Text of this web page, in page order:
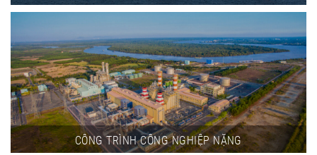
CÔNG TRÌNH CÔNG NGHIỆP NẶNG